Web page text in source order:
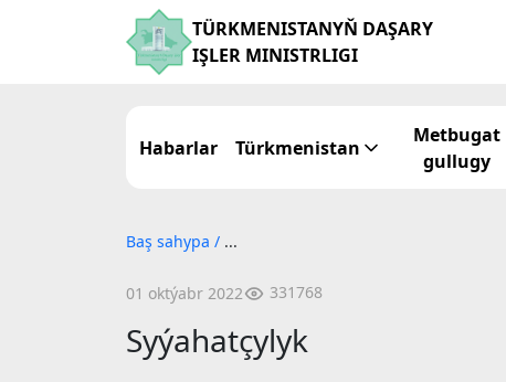
TÜRKMENISTANYŇ DAŞARY
IŞLER MINISTRLIGI
Habarlar Türkmenistan
Metbugat
gullugy
Baş sahypa / ...
01 oktýabr 2022 331768
Syýahatçylyk